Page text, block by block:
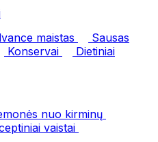
maistas
Sausas
Konservai
Dietiniai
nuo kirminų
vaistai